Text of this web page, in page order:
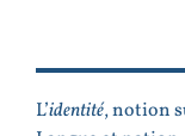
L’identité, notion